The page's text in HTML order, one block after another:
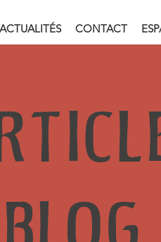
ACTUALITÉS CONTACT
BLOG